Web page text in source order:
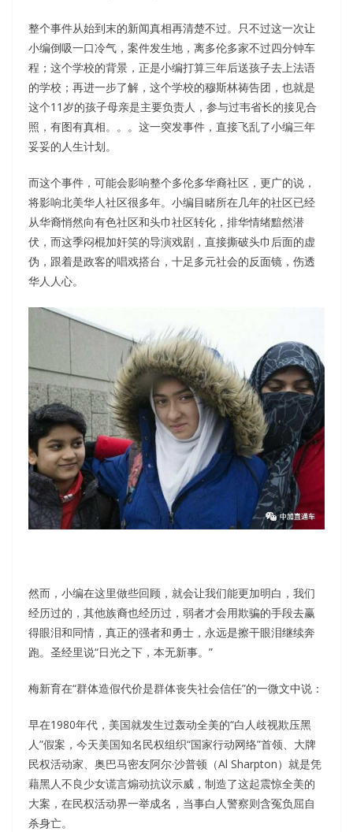
整个事件从始到末的新闻真相再清楚不过。只不过这一次让
小编倒吸一口冷气，案件发生地，离多伦多家不过四分钟车
程；这个学校的背景，正是小编打算三年后送孩子去上法语
的学校；再进一步了解，这个学校的穆斯林祷告团，也就是
这个11岁的孩子母亲是主要负责人，参与过韦省长的接见合
照，有图有真相。。。这一突发事件，直接飞乱了小编三年
妥妥的人生计划。
而这个事件，可能会影响整个多伦多华裔社区，更广的说，
将影响北美华人社区很多年。小编目睹所在几年的社区已经
从华裔悄然向有色社区和头巾社区转化，排华情绪黯然潜
伏，而这季闷棍加奸笑的导演戏剧，直接撕破头巾后面的虚
伪，跟着是政客的唱戏搭台，十足多元社会的反面镜，伤透
华人人心。
然而，小编在这里做些回顾，就会让我们能更加明白，我们
经历过的，其他族裔也经历过，弱者才会用欺骗的手段去赢
得眼泪和同情，真正的强者和勇士，永远是擦干眼泪继续奔
跑。圣经里说“日光之下，本无新事。”
梅新育在“群体造假代价是群体丧失社会信任”的一微文中说：
早在1980年代，美国就发生过轰动全美的“白人歧视欺压黑
人”假案，今天美国知名民权组织“国家行动网络”首领、大牌
民权活动家、奥巴马密友阿尔·沙普顿（Al Sharpton）就是凭
藉黑人不良少女谎言煽动抗议示威，制造了这起震惊全美的
大案，在民权活动界一举成名，当事白人警察则含冤负屈自
杀身亡。